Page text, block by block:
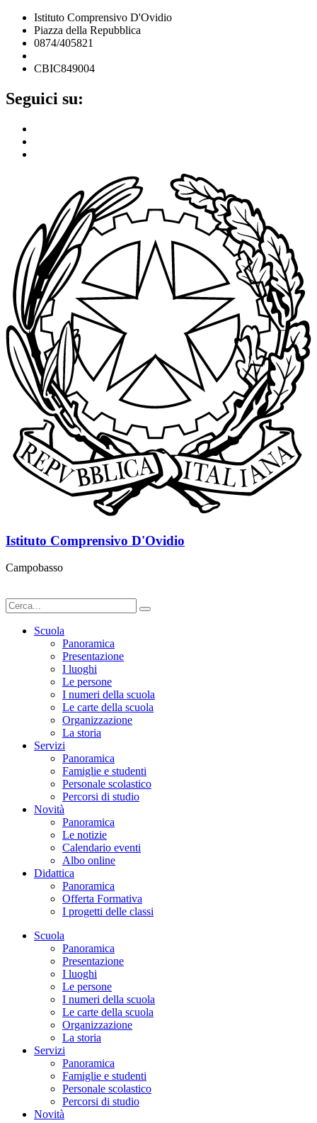
Istituto Comprensivo D'Ovidio
Piazza della Repubblica
0874/405821
CBIC849004
Seguici su:
Istituto Comprensivo D'Ovidio
Campobasso
Scuola
Panoramica
Presentazione
I luoghi
Le persone
I numeri della scuola
Le carte della scuola
Organizzazione
La storia
Servizi
Panoramica
Famiglie e studenti
Personale scolastico
Percorsi di studio
Novità
Panoramica
Le notizie
Calendario eventi
Albo online
Didattica
Panoramica
Offerta Formativa
I progetti delle classi
Scuola
Panoramica
Presentazione
I luoghi
Le persone
I numeri della scuola
Le carte della scuola
Organizzazione
La storia
Servizi
Panoramica
Famiglie e studenti
Personale scolastico
Percorsi di studio
Novità